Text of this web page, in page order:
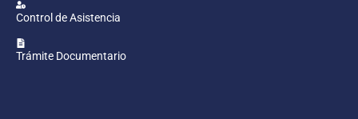
Control de Asistencia
Trámite Documentario